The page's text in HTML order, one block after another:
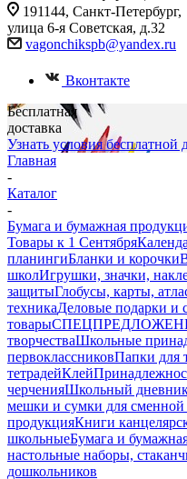
191144, Санкт-Петербург,
улица 6-я Советская, д.32
vagonchikspb@yandex.ru
Вконтакте
Бесплатная
доставка
Узнать условия бесплатной
Главная
-
Каталог
-
Бумага и бумажная
Товары к 1 Сентября
планингиБланки и корочки
школИгрушки, значки,
защитыГлобусы, карты,
техникаДеловые подарки и
товары
творчестваШкольные
первоклассниковПапки для
тетрадейКлей
черченияШкольный
мешки и сумки для сменной
продукцияКниги
школьныеБумага и
настольные наборы,
дошкольников